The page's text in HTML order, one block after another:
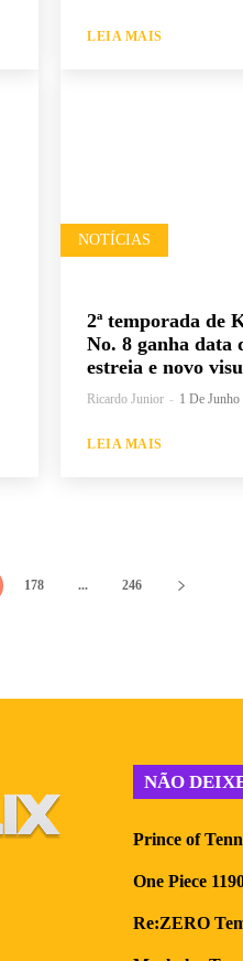
LEIA MAIS
NOTÍCIAS
2ª temporada de
No. 8 ganha data
estreia e novo
Ricardo Junior - 1 De
LEIA MAIS
178 ... 246
NÃO
Prince of
One Piece
Re:ZERO